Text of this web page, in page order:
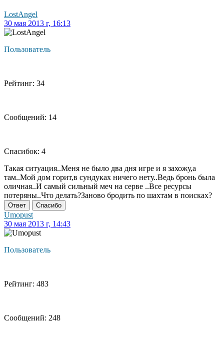
LostAngel
30 мая 2013 г, 16:13
Пользователь
Рейтинг: 34
Сообщений: 14
Спасибок: 4
Такая ситуация..Меня не было два дня игре и я захожу,а
там..Мой дом горит,в сундуках ничего нету..Ведь бронь была
оличная..И самый сильный меч на серве ..Все ресурсы
потеряны..Что делать?Заново бродить по шахтам в поисках?
Ответ Спасибо
Umopust
30 мая 2013 г, 14:43
Пользователь
Рейтинг: 483
Сообщений: 248